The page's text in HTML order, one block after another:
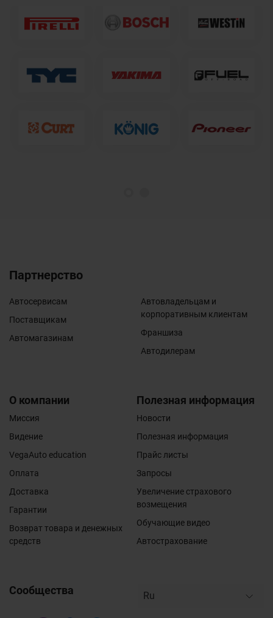
Партнерство
Автосервисам
Поставщикам
Автомагазинам
Автовладельцам и
корпоративным клиентам
Франшиза
Автодилерам
О компании
Миссия
Видение
VegaAuto education
Оплата
Доставка
Гарантии
Возврат товара и денежных
средств
Полезная информация
Новости
Полезная информация
Прайс листы
Запросы
Увеличение страхового
возмещения
Обучающие видео
Автострахование
Сообщества